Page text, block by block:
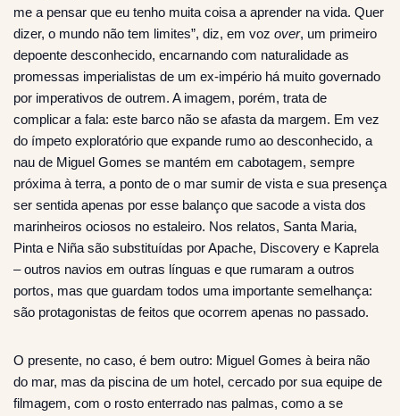
me a pensar que eu tenho muita coisa a aprender na vida. Quer
dizer, o mundo não tem limites”, diz, em voz over, um primeiro
depoente desconhecido, encarnando com naturalidade as
promessas imperialistas de um ex-império há muito governado
por imperativos de outrem. A imagem, porém, trata de
complicar a fala: este barco não se afasta da margem. Em vez
do ímpeto exploratório que expande rumo ao desconhecido, a
nau de Miguel Gomes se mantém em cabotagem, sempre
próxima à terra, a ponto de o mar sumir de vista e sua presença
ser sentida apenas por esse balanço que sacode a vista dos
marinheiros ociosos no estaleiro. Nos relatos, Santa Maria,
Pinta e Niña são substituídas por Apache, Discovery e Kaprela
– outros navios em outras línguas e que rumaram a outros
portos, mas que guardam todos uma importante semelhança:
são protagonistas de feitos que ocorrem apenas no passado.
O presente, no caso, é bem outro: Miguel Gomes à beira não
do mar, mas da piscina de um hotel, cercado por sua equipe de
filmagem, com o rosto enterrado nas palmas, como a se